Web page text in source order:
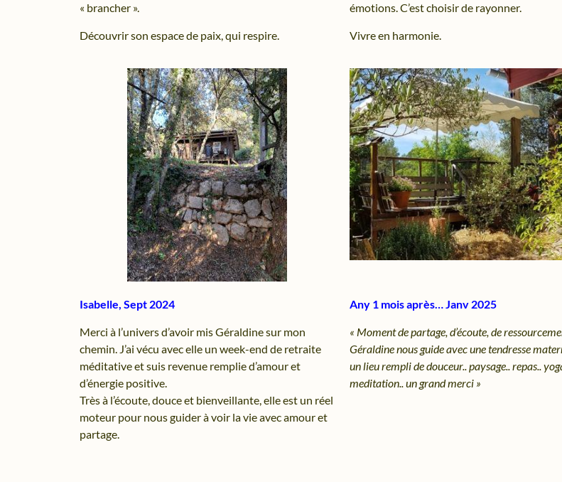
« brancher ».
Découvrir son espace de paix, qui respire.
émotions. C’est choisir de rayonner.
Vivre en harmonie.
Isabelle, Sept 2024
Merci à l’univers d’avoir mis Géraldine sur mon
chemin. J’ai vécu avec elle un week-end de retraite
méditative et suis revenue remplie d’amour et
d’énergie positive.
Très à l’écoute, douce et bienveillante, elle est un réel
moteur pour nous guider à voir la vie avec amour et
partage.
Any 1 mois après… Janv 2025
« Moment de partage, d’écoute, de
Géraldine nous guide avec une tendresse
un lieu rempli de douceur.. paysage.. repas..
meditation.. un grand merci »